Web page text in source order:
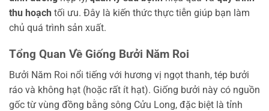
thu hoạch tối ưu. Đây là kiến thức thực tiễn giúp bạn làm
chủ quá trình sản xuất.
Tổng Quan Về Giống Bưởi Năm Roi
Bưởi Năm Roi nổi tiếng với hương vị ngọt thanh, tép bưởi
ráo và không hạt (hoặc rất ít hạt). Giống bưởi này có nguồn
gốc từ vùng đồng bằng sông Cửu Long, đặc biệt là tỉnh